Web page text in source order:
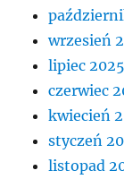
wrzesień
lipiec 2025
czerwiec
kwiecień
styczeń
listopad